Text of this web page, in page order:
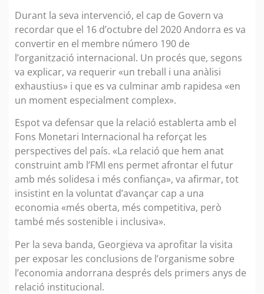
Durant la seva intervenció, el cap de Govern va
recordar que el 16 d’octubre del 2020 Andorra es va
convertir en el membre número 190 de
l’organització internacional. Un procés que, segons
va explicar, va requerir «un treball i una anàlisi
exhaustius» i que es va culminar amb rapidesa «en
un moment especialment complex».
Espot va defensar que la relació establerta amb el
Fons Monetari Internacional ha reforçat les
perspectives del país. «La relació que hem anat
construint amb l’FMI ens permet afrontar el futur
amb més solidesa i més confiança», va afirmar, tot
insistint en la voluntat d’avançar cap a una
economia «més oberta, més competitiva, però
també més sostenible i inclusiva».
Per la seva banda, Georgieva va aprofitar la visita
per exposar les conclusions de l’organisme sobre
l’economia andorrana després dels primers anys de
relació institucional.